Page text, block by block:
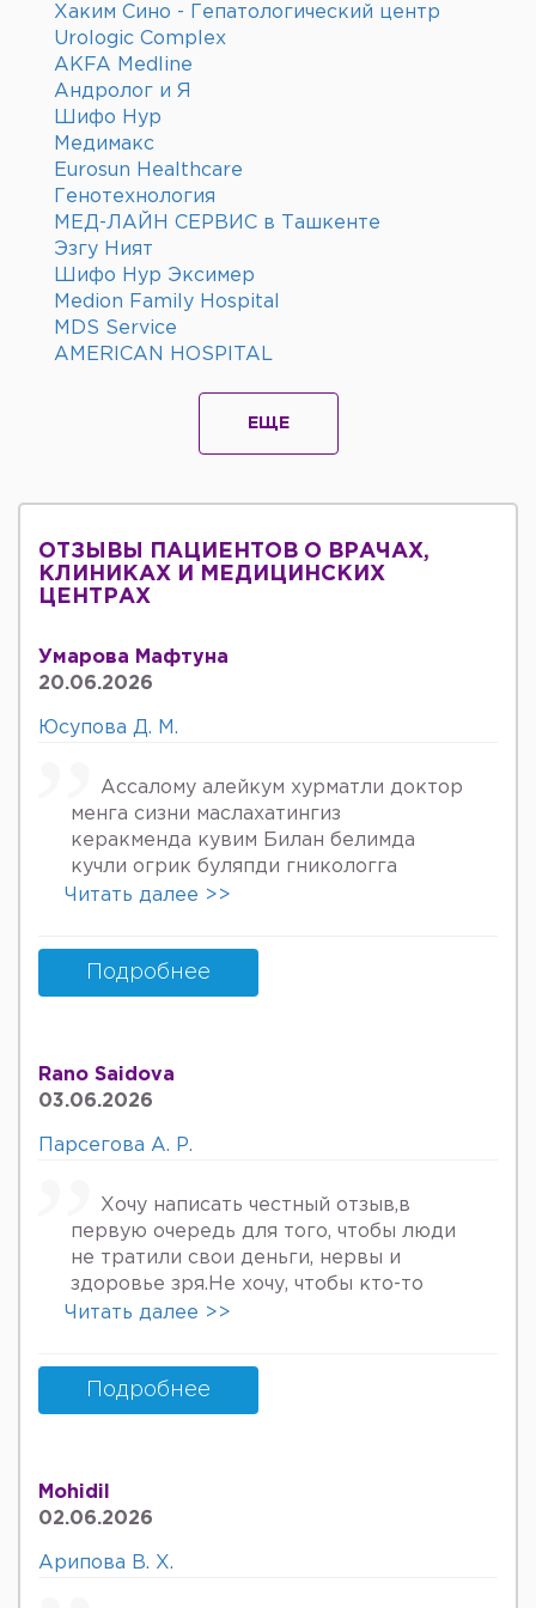
Хаким Сино - Гепатологический центр
Urologic Complex
AKFA Medline
Андролог и Я
Шифо Нур
Медимакс
Eurosun Healthcare
Генотехнология
МЕД-ЛАЙН СЕРВИС в Ташкенте
Эзгу Ният
Шифо Нур Эксимер
Medion Family Hospital
MDS Service
AMERICAN HOSPITAL
ЕЩЕ
ОТЗЫВЫ ПАЦИЕНТОВ О ВРАЧАХ,
КЛИНИКАХ И МЕДИЦИНСКИХ
ЦЕНТРАХ
Умарова Мафтуна
20.06.2026
Юсупова Д. М.
Ассалому алейкум хурматли доктор
менга сизни маслахатингиз
керакменда кувим Билан белимда
кучли огрик буляпди гникологга
онкологов уролога хирурга учрадим
куйдирдик лекин фойдаси булмаяпди
охири вирус бормикин деган фикрга
келяпман шунинг учун хатто
Беринг 34га кирдим 3та фарзанди бор
хурмат Билан Мафтуна
Читать далее >>
Подробнее
Rano Saidova
03.06.2026
Парсегова А. Р.
Хочу написать честный отзыв,в
первую очередь для того, чтобы люди
не тратили свои деньги, нервы и
здоровье зря.Не хочу, чтобы кто-то
пережил то, что пережила я. Врач
врачебной этике и нормальном
человеческом отношении к людям.
Если хотите попасть в психбольницу
так унижать женщин, убивать в них
надежду, грубить и высокомерно
после осмотра на кресле и грубом
Читать далее >>
Подробнее
Mohidil
02.06.2026
Арипова В. Х.